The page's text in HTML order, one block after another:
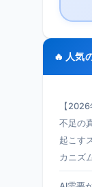
🔥 人気
【
不足の
起こす
カニズ